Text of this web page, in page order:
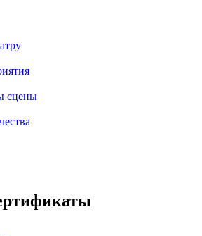
сцены